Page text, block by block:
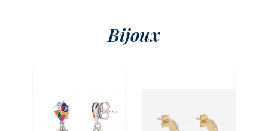
Bijoux